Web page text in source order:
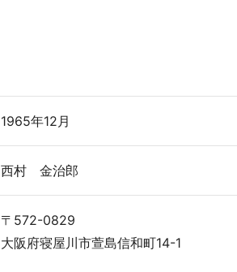
1965年12月
西村 金治郎
〒572-0829
大阪府寝屋川市萱島信和町14-1